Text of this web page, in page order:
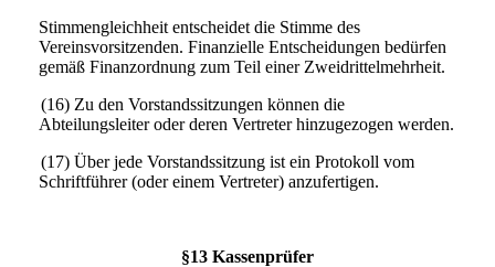
Stimmengleichheit entscheidet die Stimme des
Vereinsvorsitzenden. Finanzielle Entscheidungen bedürfen
gemäß Finanzordnung zum Teil einer Zweidrittelmehrheit.
(16) Zu den Vorstandssitzungen können die
Abteilungsleiter oder deren Vertreter hinzugezogen werden.
(17) Über jede Vorstandssitzung ist ein Protokoll vom
Schriftführer (oder einem Vertreter) anzufertigen.
§13 Kassenprüfer